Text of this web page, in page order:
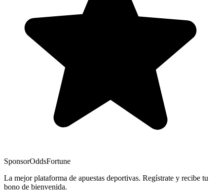
SponsorOddsFortune
La mejor plataforma de apuestas deportivas. Regístrate y recibe tu
bono de bienvenida.